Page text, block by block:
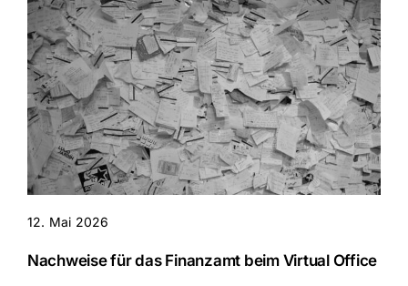
12. Mai 2026
Nachweise für das Finanzamt beim Virtual Office